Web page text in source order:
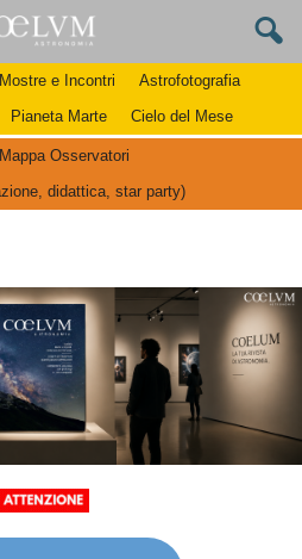
Mostre e Incontri
Astrofotografia
Pianeta Marte Cielo del Mese
Mappa Osservatori
didattica, star party)